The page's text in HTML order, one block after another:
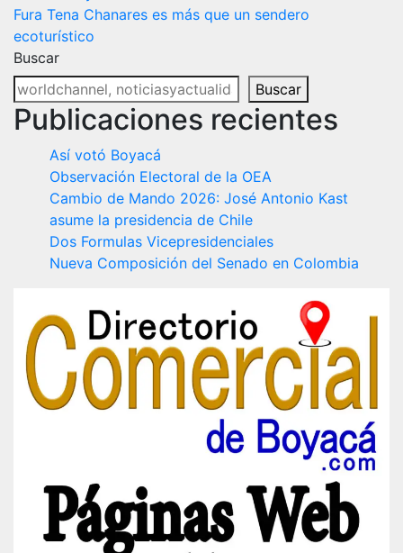
de
entradas
Fura Tena Chanares es más que un sendero
ecoturístico
Buscar
Buscar
Publicaciones recientes
Así votó Boyacá
Observación Electoral de la OEA
Cambio de Mando 2026: José Antonio Kast
asume la presidencia de Chile
Dos Formulas Vicepresidenciales
Nueva Composición del Senado en Colombia